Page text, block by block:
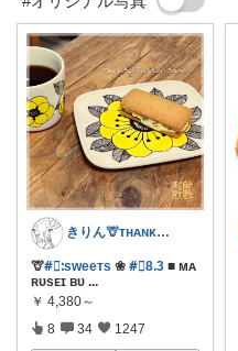
きりん🦒ᴛʜᴀɴᴋs ᴀʟᴡᴀʏs.
🦒#⃞ᱺsᴡeeᴛs ❀ #⃞8ᱹ3 ■ ᴍᴀ
ʀᴜsᴇɪ ʙᴜ ...
￥ 4,380～
8 34 1247